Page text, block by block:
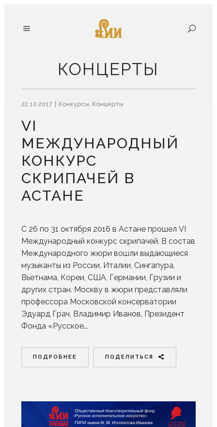
КОНЦЕРТЫ
22.10.2017 Конкурсы Концерты
VI
МЕЖДУНАРОДНЫЙ
КОНКУРС
СКРИПАЧЕЙ В
АСТАНЕ
С 26 по 31 октября 2016 в Астане прошел VI
Международный конкурс скрипачей. В состав
Международного жюри вошли выдающиеся
музыканты из России, Италии, Сингапура,
Вьетнама, Кореи, США, Германии, Грузии и
других стран. Москву в жюри представляли
профессора Московской консерватории
Эдуард Грач, Владимир Иванов, Президент
Фонда «Русское...
ПОДРОБНЕЕ ПОДЕЛИТЬСЯ